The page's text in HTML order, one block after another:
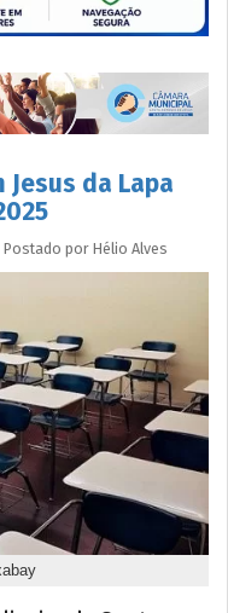
da Lapa
Postado por Hélio Alves